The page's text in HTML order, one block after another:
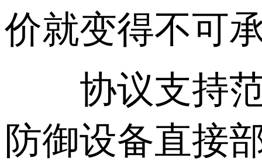
价就变得不可
协议支持范
防御设备直接